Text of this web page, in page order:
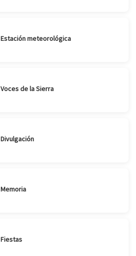
Estación meteorológica
Voces de la Sierra
Divulgación
Memoria
Fiestas